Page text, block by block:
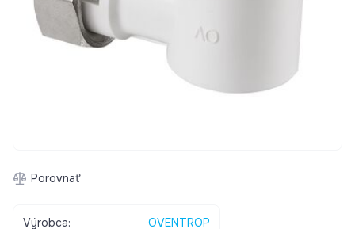
Porovnať
Výrobca:
OVENTROP